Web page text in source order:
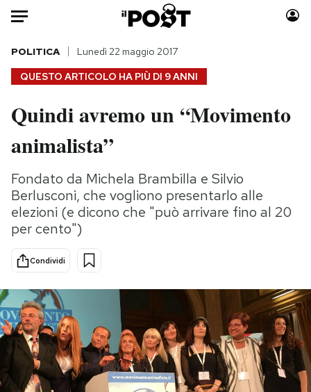
Auto
HOME
Italia
Politica
Tecnologia
Internet
Scienza
Cultura
Economia
Moda
Storie/Idee
Ok Boomer!
Media
PODCAST
NEWSLETTER
QUESTO ARTICOLO HA PIÙ DI 9 ANNI
POLITICA Lunedì 22 maggio 2017
Quindi avremo un “Movimento
animalista”
Fondato da Michela Brambilla e Silvio
Berlusconi, che vogliono presentarlo alle
elezioni (e dicono che "può arrivare fino al 20
per cento")
Condividi